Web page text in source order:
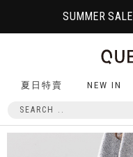
SUMMER
夏日特賣 NEW IN